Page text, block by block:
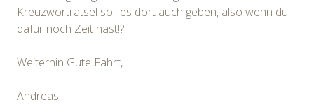
Kreuzworträtsel soll es dort auch geben, also wenn du
dafür noch Zeit hast!?
Weiterhin Gute Fahrt,
Andreas